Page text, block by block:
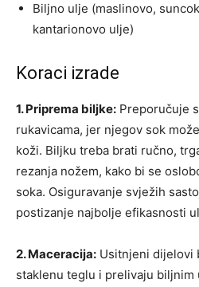
Biljno ulje (maslinovo,
kantarionovo ulje)
Koraci izrade
1. Priprema biljke: Preporučuje
rukavicama, jer njegov sok
koži. Biljku treba brati ručno,
rezanja nožem, kako bi se
soka. Osiguravanje svježih
postizanje najbolje efikasnosti
2. Maceracija: Usitnjeni dijelovi
staklenu teglu i prelivaju biljnim